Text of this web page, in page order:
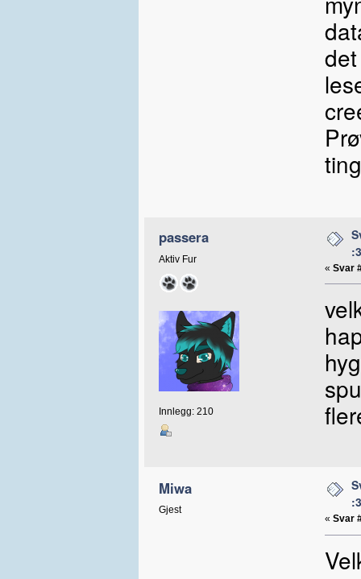
passera
Aktiv Fur
Innlegg: 210
:3
« Svar
Miwa
Gjest
:3
« Svar